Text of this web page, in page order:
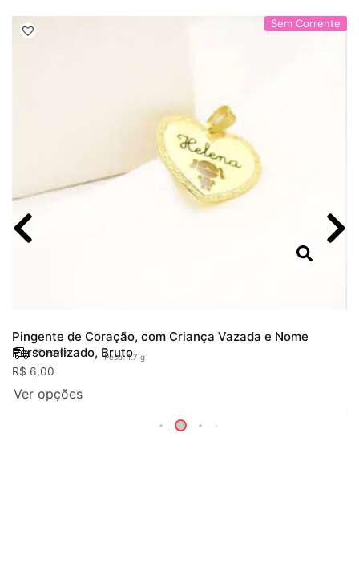
Sem Corrente
Pingente de Coração, com Criança Vazada e Nome
Personalizado, Bruto
20. agosto
Peso: 1.7 g
R$ 6,00
Ver opções